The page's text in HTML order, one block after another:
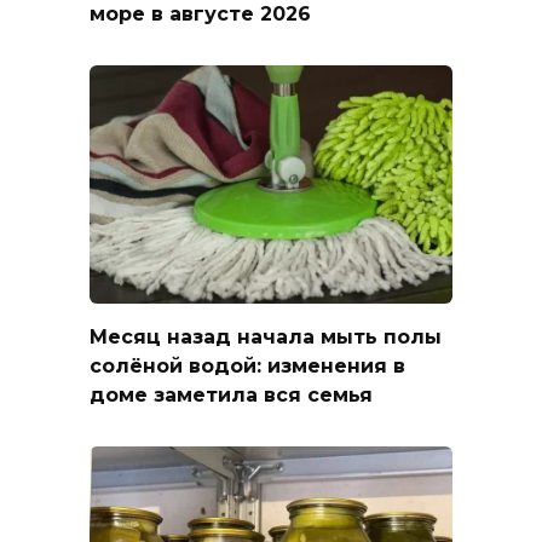
море в августе 2026
Месяц назад начала мыть полы
солёной водой: изменения в
доме заметила вся семья